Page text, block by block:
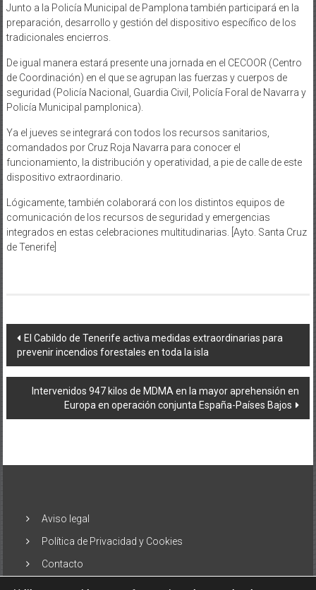
Junto a la Policía Municipal de Pamplona también participará en la
preparación, desarrollo y gestión del dispositivo específico de los
tradicionales encierros.
De igual manera estará presente una jornada en el CECOOR (Centro
de Coordinación) en el que se agrupan las fuerzas y cuerpos de
seguridad (Policía Nacional, Guardia Civil, Policía Foral de Navarra y
Policía Municipal pamplonica).
Ya el jueves se integrará con todos los recursos sanitarios,
comandados por Cruz Roja Navarra para conocer el
funcionamiento, la distribución y operatividad, a pie de calle de este
dispositivo extraordinario.
Lógicamente, también colaborará con los distintos equipos de
comunicación de los recursos de seguridad y emergencias
integrados en estas celebraciones multitudinarias. [Ayto. Santa Cruz
de Tenerife]
Navegación
de
entradas
El Cabildo de Tenerife activa medidas extraordinarias para
prevenir incendios forestales en toda la isla
Intervenidos 947 kilos de MDMA en la mayor aprehensión en
Europa en operación conjunta España-Países Bajos
Aviso legal
Política de Privacidad y Cookies
Contacto